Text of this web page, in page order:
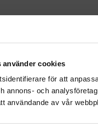
använder cookies
för att
annons- och
användande av vår